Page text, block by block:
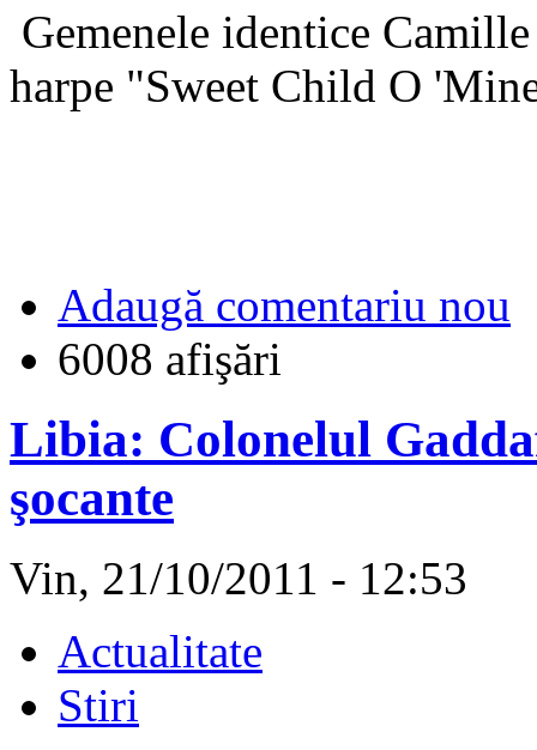
Gemenele identice
harpe "Sweet Child O
Adaugă comentariu nou
6008 afişări
Libia: Colonelul
şocante
Vin, 21/10/2011 - 12:53
Actualitate
Stiri